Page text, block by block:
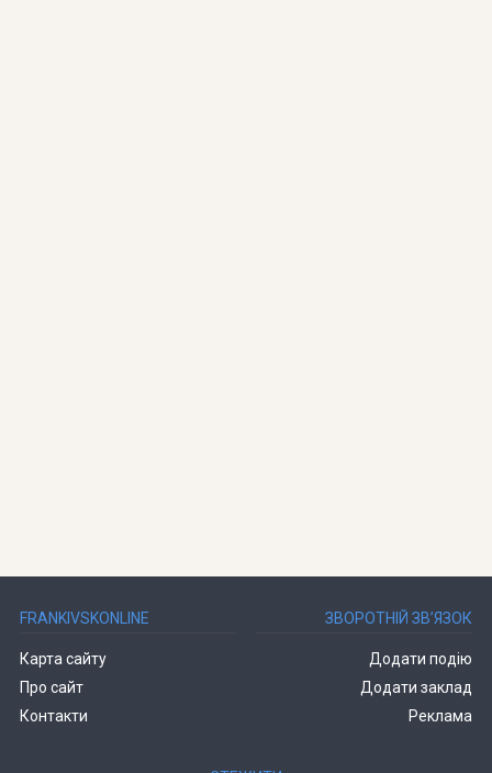
FRANKIVSKONLINE
Карта сайту
Про сайт
Контакти
ЗВОРОТНІЙ ЗВ’ЯЗОК
Додати подію
Додати заклад
Реклама